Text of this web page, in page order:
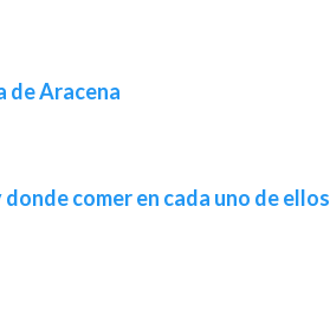
de Aracena
comer en cada uno de ellos